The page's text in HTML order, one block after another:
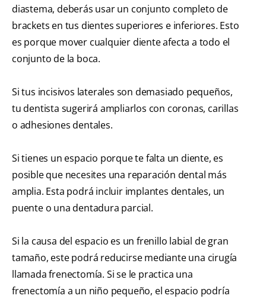
diastema, deberás usar un conjunto completo de
brackets en tus dientes superiores e inferiores. Esto
es porque mover cualquier diente afecta a todo el
conjunto de la boca.
Si tus incisivos laterales son demasiado pequeños,
tu dentista sugerirá ampliarlos con coronas, carillas
o adhesiones dentales.
Si tienes un espacio porque te falta un diente, es
posible que necesites una reparación dental más
amplia. Esta podrá incluir implantes dentales, un
puente o una dentadura parcial.
Si la causa del espacio es un frenillo labial de gran
tamaño, este podrá reducirse mediante una cirugía
llamada frenectomía. Si se le practica una
frenectomía a un niño pequeño, el espacio podría